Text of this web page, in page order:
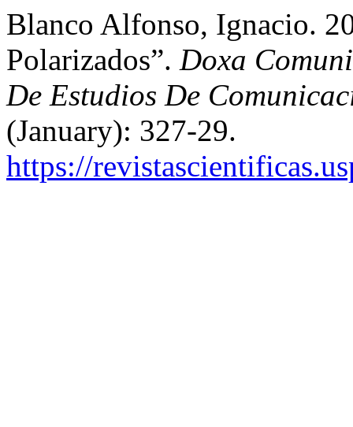
Blanco Alfonso, Ignacio.
Polarizados”. Doxa
De Estudios De
(January): 327-29.
https://